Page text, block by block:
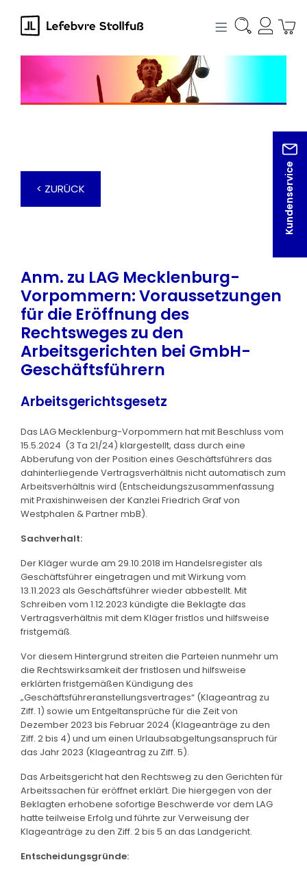
springen
Kundenservice
< ZURÜCK
Anm. zu LAG Mecklenburg-
Vorpommern: Voraussetzungen
für die Eröffnung des
Rechtsweges zu den
Arbeitsgerichten bei GmbH-
Geschäftsführern
Arbeitsgerichtsgesetz
Das LAG Mecklenburg-Vorpommern hat mit Beschluss vom
15.5.2024 (3 Ta 21/24) klargestellt, dass durch eine
Abberufung von der Position eines Geschäftsführers das
dahinterliegende Vertragsverhältnis nicht automatisch zum
Arbeitsverhältnis wird (Entscheidungszusammenfassung
mit Praxishinweisen der Kanzlei Friedrich Graf von
Westphalen & Partner mbB).
Sachverhalt:
Der Kläger wurde am 29.10.2018 im Handelsregister als
Geschäftsführer eingetragen und mit Wirkung vom
13.11.2023 als Geschäftsführer wieder abbestellt. Mit
Schreiben vom 1.12.2023 kündigte die Beklagte das
Vertragsverhältnis mit dem Kläger fristlos und hilfsweise
fristgemäß.
Vor diesem Hintergrund streiten die Parteien nunmehr um
die Rechtswirksamkeit der fristlosen und hilfsweise
erklärten fristgemäßen Kündigung des
„Geschäftsführeranstellungsvertrages“ (Klageantrag zu
Ziff. 1) sowie um Entgeltansprüche für die Zeit von
Dezember 2023 bis Februar 2024 (Klageanträge zu den
Ziff. 2 bis 4) und um einen Urlaubsabgeltungsanspruch für
das Jahr 2023 (Klageantrag zu Ziff. 5).
Das Arbeitsgericht hat den Rechtsweg zu den Gerichten für
Arbeitssachen für eröffnet erklärt. Die hiergegen von der
Beklagten erhobene sofortige Beschwerde vor dem LAG
hatte teilweise Erfolg und führte zur Verweisung der
Klageanträge zu den Ziff. 2 bis 5 an das Landgericht.
Entscheidungsgründe: